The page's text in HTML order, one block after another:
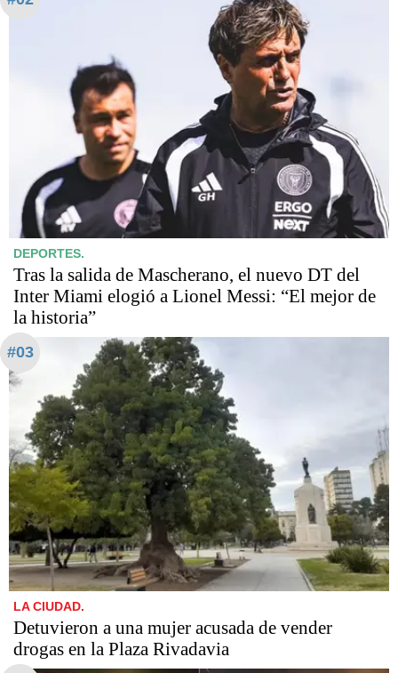
DEPORTES.
Tras la salida de Mascherano, el nuevo DT del
Inter Miami elogió a Lionel Messi: “El mejor de
la historia”
#03
LA CIUDAD.
Detuvieron a una mujer acusada de vender
drogas en la Plaza Rivadavia